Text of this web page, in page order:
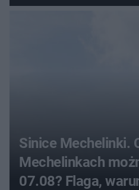
Sinice Mechelinki.
Mechelinkach
07.08? Flaga,